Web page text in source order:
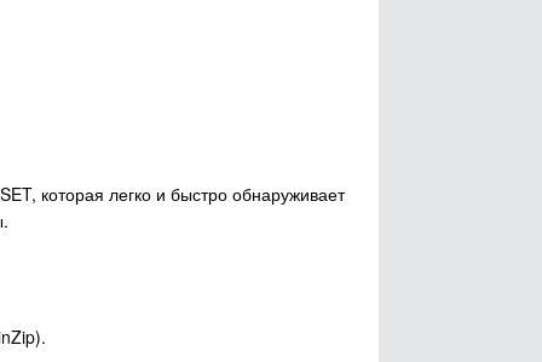
которая легко и быстро обнаруживает